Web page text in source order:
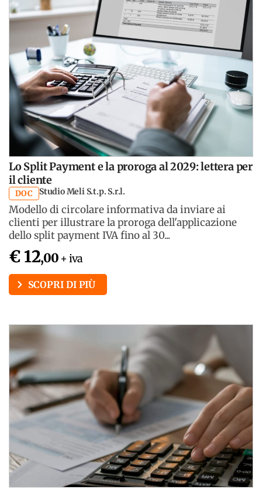
Lo Split Payment e la proroga al 2029: lettera per
il cliente
DOC Studio Meli S.t.p. S.r.l.
Modello di circolare informativa da inviare ai
clienti per illustrare la proroga dell'applicazione
dello split payment IVA fino al 30...
€ 12,00 + iva
SCOPRI DI PIÙ